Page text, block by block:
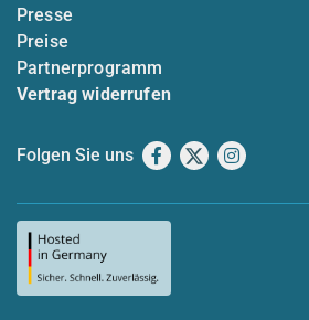
Presse
Preise
Partnerprogramm
Vertrag widerrufen
Folgen Sie uns Facebook
X